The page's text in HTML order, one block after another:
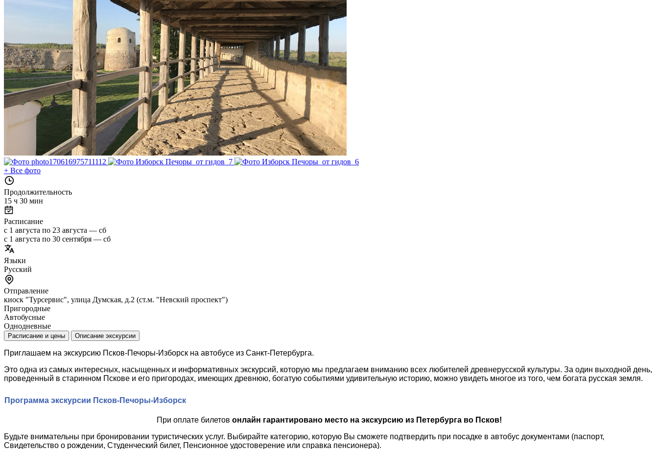
+ Все фото
Продолжительность
15 ч 30 мин
Расписание
с 1 августа по 23 августа — сб
с 1 августа по 30 сентября — сб
Языки
Русский
Отправление
киоск "Турсервис", улица Думская, д.2 (ст.м. "Невский проспект")
Пригородные
Автобусные
Однодневные
Расписание и цены Описание экскурсии
Приглашаем на экскурсию Псков-Печоры-Изборск на автобусе из Санкт-Петербурга.
Это одна из самых интересных, насыщенных и информативных экскурсий, которую мы предлагаем вниманию всех любителей древнерусской культуры. За один выходной день,
проведенный в старинном Пскове и его пригородах, имеющих древнюю, богатую событиями удивительную историю, можно увидеть многое из того, чем богата русская земля.
Программа экскурсии Псков-Печоры-Изборск
При оплате билетов онлайн гарантировано место на экскурсию из Петербурга во Псков!
Будьте внимательны при бронировании туристических услуг. Выбирайте категорию, которую Вы сможете подтвердить при посадке в автобус документами (паспорт,
Свидетельство о рождении, Студенческий билет, Пенсионное удостоверение или справка пенсионера).